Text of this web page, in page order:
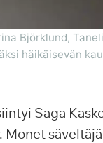
Björklund,
häikäisevän
Saga
Monet